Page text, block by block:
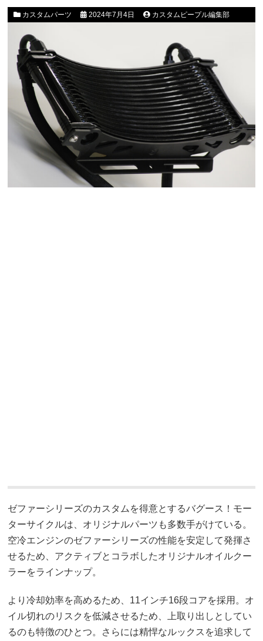
カスタムパーツ 2024年7月4日 カスタムピープル編集部
ゼファーシリーズのカスタムを得意とするバグース！モー
ターサイクルは、オリジナルパーツも多数手がけている。
空冷エンジンのゼファーシリーズの性能を安定して発揮さ
せるため、アクティブとコラボしたオリジナルオイルクー
ラーをラインナップ。
より冷却効率を高めるため、11インチ16段コアを採用。オ
イル切れのリスクを低減させるため、上取り出しとしてい
るのも特徴のひとつ。さらには精悍なルックスを追求して